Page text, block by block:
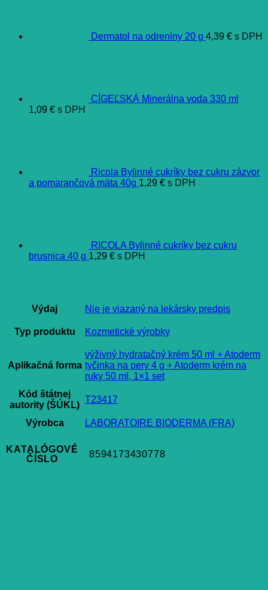
Dermatol na odreniny 20 g 4,39 € s DPH
CÍGEĽSKÁ Minerálna voda 330 ml
1,09 € s DPH
Ricola Bylinné cukríky bez cukru zázvor
a pomarančová mäta 40g 1,29 € s DPH
RICOLA Bylinné cukríky bez cukru
brusnica 40 g 1,29 € s DPH
Výdaj Nie je viazaný na lekársky predpis
Typ produktu Kozmetické výrobky
Aplikačná forma
výživný hydratačný krém 50 ml + Atoderm
tyčinka na pery 4 g + Atoderm krém na
ruky 50 ml, 1×1 set
Kód štátnej
autority (ŠÚKL)
T23417
Výrobca LABORATOIRE BIODERMA (FRA)
KATALÓGOVÉ
ČÍSLO
8594173430778